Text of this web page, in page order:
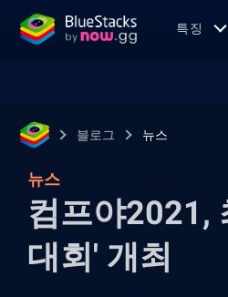
특징
블로그 뉴스
뉴스
컴프야2021,
대회' 개최